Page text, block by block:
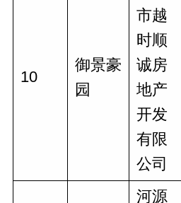
10
御景豪
园
市越
时顺
诚房
地产
开发
有限
公司
河源